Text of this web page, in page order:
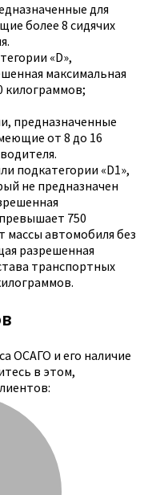
для
более 8 сидячих
«D»,
максимальная
килограммов;
предназначенные
от 8 до 16
подкатегории «D1»,
не предназначен
750
автомобиля без
разрешенная
транспортных
ОСАГО и его наличие
в этом,